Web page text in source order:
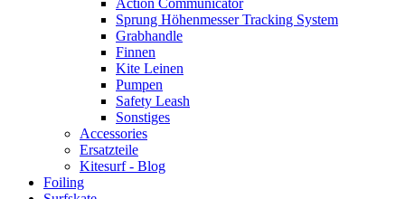
Action Communicator
Sprung Höhenmesser Tracking System
Grabhandle
Finnen
Kite Leinen
Pumpen
Safety Leash
Sonstiges
Accessories
Ersatzteile
Kitesurf - Blog
Foiling